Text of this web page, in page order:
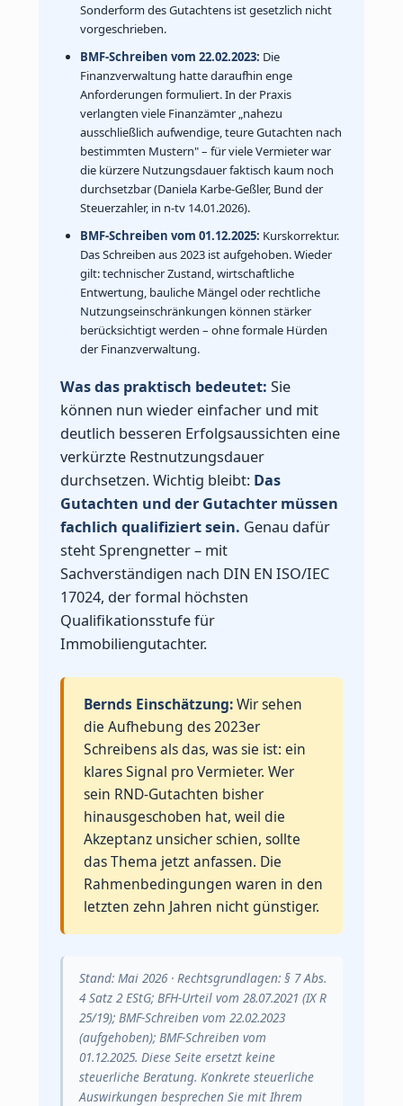
Sonderform des Gutachtens ist gesetzlich nicht
vorgeschrieben.
BMF-Schreiben vom 22.02.2023: Die
Finanzverwaltung hatte daraufhin enge
Anforderungen formuliert. In der Praxis
verlangten viele Finanzämter „nahezu
ausschließlich aufwendige, teure Gutachten nach
bestimmten Mustern" – für viele Vermieter war
die kürzere Nutzungsdauer faktisch kaum noch
durchsetzbar (Daniela Karbe-Geßler, Bund der
Steuerzahler, in n-tv 14.01.2026).
BMF-Schreiben vom 01.12.2025: Kurskorrektur.
Das Schreiben aus 2023 ist aufgehoben. Wieder
gilt: technischer Zustand, wirtschaftliche
Entwertung, bauliche Mängel oder rechtliche
Nutzungseinschränkungen können stärker
berücksichtigt werden – ohne formale Hürden
der Finanzverwaltung.
Was das praktisch bedeutet: Sie
können nun wieder einfacher und mit
deutlich besseren Erfolgsaussichten eine
verkürzte Restnutzungsdauer
durchsetzen. Wichtig bleibt: Das
Gutachten und der Gutachter müssen
fachlich qualifiziert sein. Genau dafür
steht Sprengnetter – mit
Sachverständigen nach DIN EN ISO/IEC
17024, der formal höchsten
Qualifikationsstufe für
Immobiliengutachter.
Bernds Einschätzung:Wir sehen
die Aufhebung des 2023er
Schreibens als das, was sie ist: ein
klares Signal pro Vermieter. Wer
sein RND-Gutachten bisher
hinausgeschoben hat, weil die
Akzeptanz unsicher schien, sollte
das Thema jetzt anfassen. Die
Rahmenbedingungen waren in den
letzten zehn Jahren nicht günstiger.
Stand: Mai 2026 · Rechtsgrundlagen: § 7 Abs.
4 Satz 2 EStG; BFH-Urteil vom 28.07.2021 (IX R
25/19); BMF-Schreiben vom 22.02.2023
(aufgehoben); BMF-Schreiben vom
01.12.2025. Diese Seite ersetzt keine
steuerliche Beratung. Konkrete steuerliche
Auswirkungen besprechen Sie mit Ihrem